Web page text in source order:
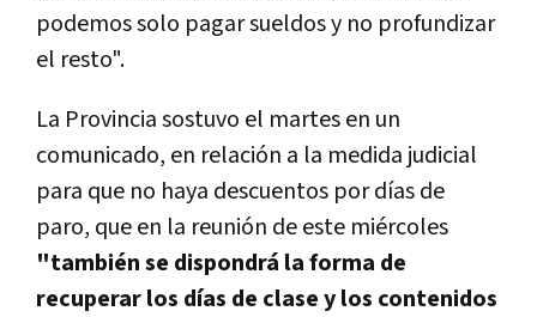
podemos solo pagar sueldos y no profundizar
el resto".
La Provincia sostuvo el martes en un
comunicado, en relación a la medida judicial
para que no haya descuentos por días de
paro, que en la reunión de este miércoles
"también se dispondrá la forma de
recuperar los días de clase y los contenidos